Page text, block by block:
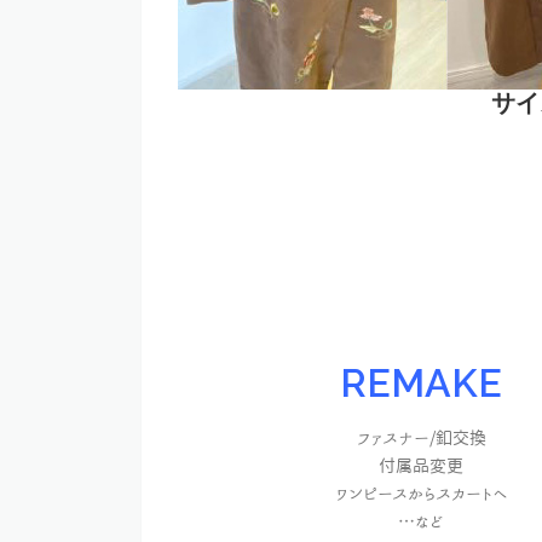
サ
REMAKE
ファスナー/釦交換
付属品変更
ワンピースからスカートへ
…など